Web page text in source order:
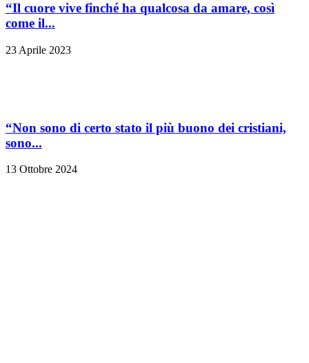
“Il cuore vive finché ha qualcosa da amare, così
come il...
23 Aprile 2023
“Non sono di certo stato il più buono dei cristiani,
sono...
13 Ottobre 2024